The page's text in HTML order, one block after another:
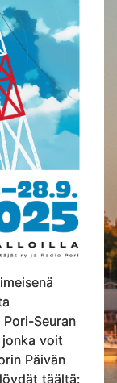
Seuran
voit
Päivän
täältä: